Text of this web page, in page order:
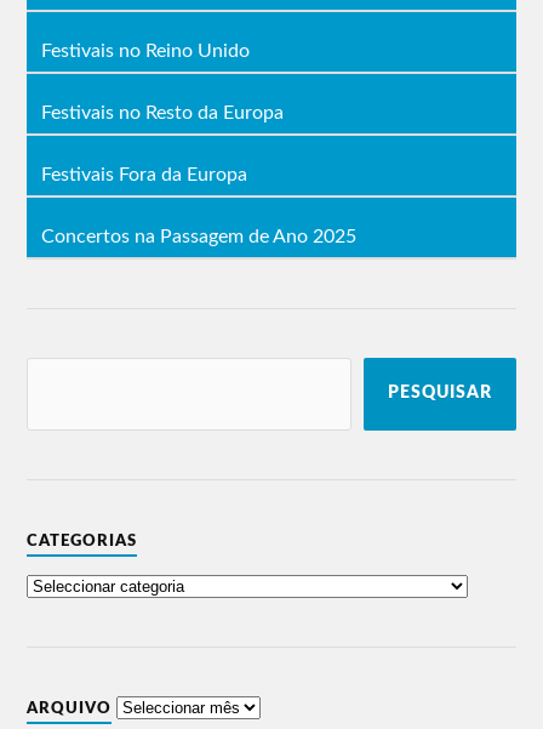
Festivais no Reino Unido
Festivais no Resto da Europa
Festivais Fora da Europa
Concertos na Passagem de Ano 2025
PESQUISAR
CATEGORIAS
ARQUIVO